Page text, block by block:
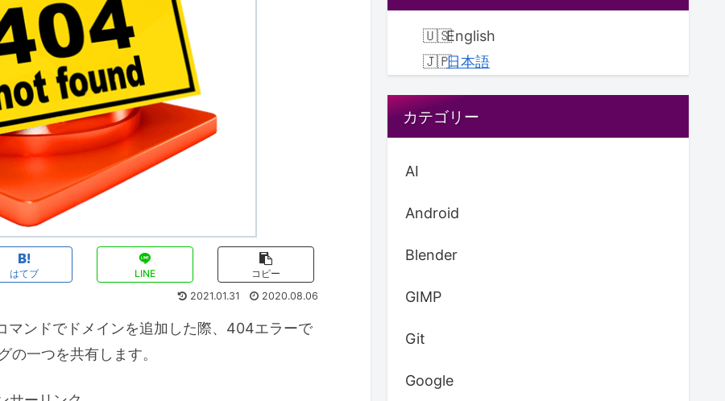
はてブ LINE
コピー
2021.01.31
2020.08.06
ンドでドメインを追加した際、404エラーで
の一つを共有します。
English
日本語
カテゴリー
AI
Android
Blender
GIMP
Git
Google